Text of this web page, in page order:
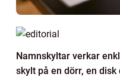
Namnskyltar verkar
skylt på en dörr, en